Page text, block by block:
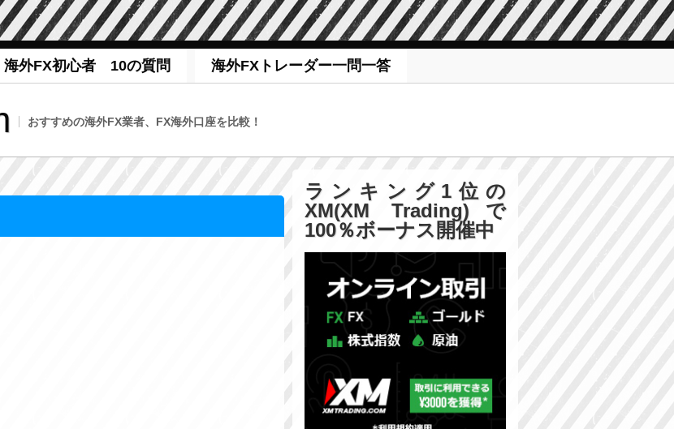
海外FX初心者 10の質問 海外FXトレーダー一問一答
おすすめの海外FX業者、FX海外口座を比較！
ランキング1位の
XM(XM Trading)で
100％ボーナス開催中